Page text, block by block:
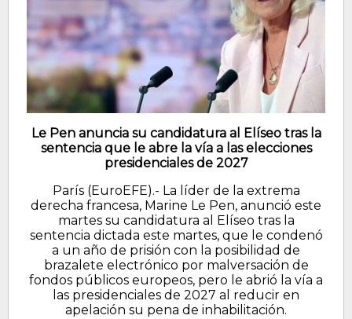
Le Pen anuncia su candidatura al Elíseo tras la
sentencia que le abre la vía a las elecciones
presidenciales de 2027
París (EuroEFE).- La líder de la extrema
derecha francesa, Marine Le Pen, anunció este
martes su candidatura al Elíseo tras la
sentencia dictada este martes, que le condenó
a un año de prisión con la posibilidad de
brazalete electrónico por malversación de
fondos públicos europeos, pero le abrió la vía a
las presidenciales de 2027 al reducir en
apelación su pena de inhabilitación.